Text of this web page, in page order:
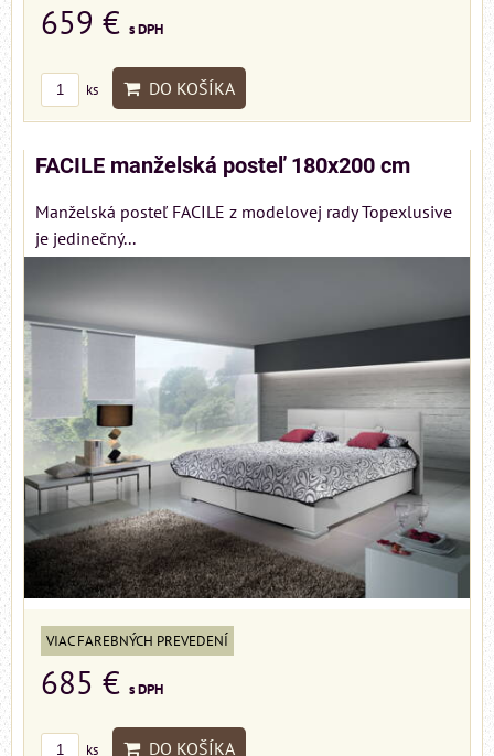
659 € s DPH
ks DO KOŠÍKA
FACILE manželská posteľ 180x200 cm
Manželská posteľ FACILE z modelovej rady Topexlusive
je jedinečný...
VIAC FAREBNÝCH PREVEDENÍ
685 € s DPH
ks DO KOŠÍKA